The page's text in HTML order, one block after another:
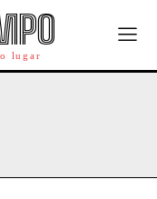
lugar